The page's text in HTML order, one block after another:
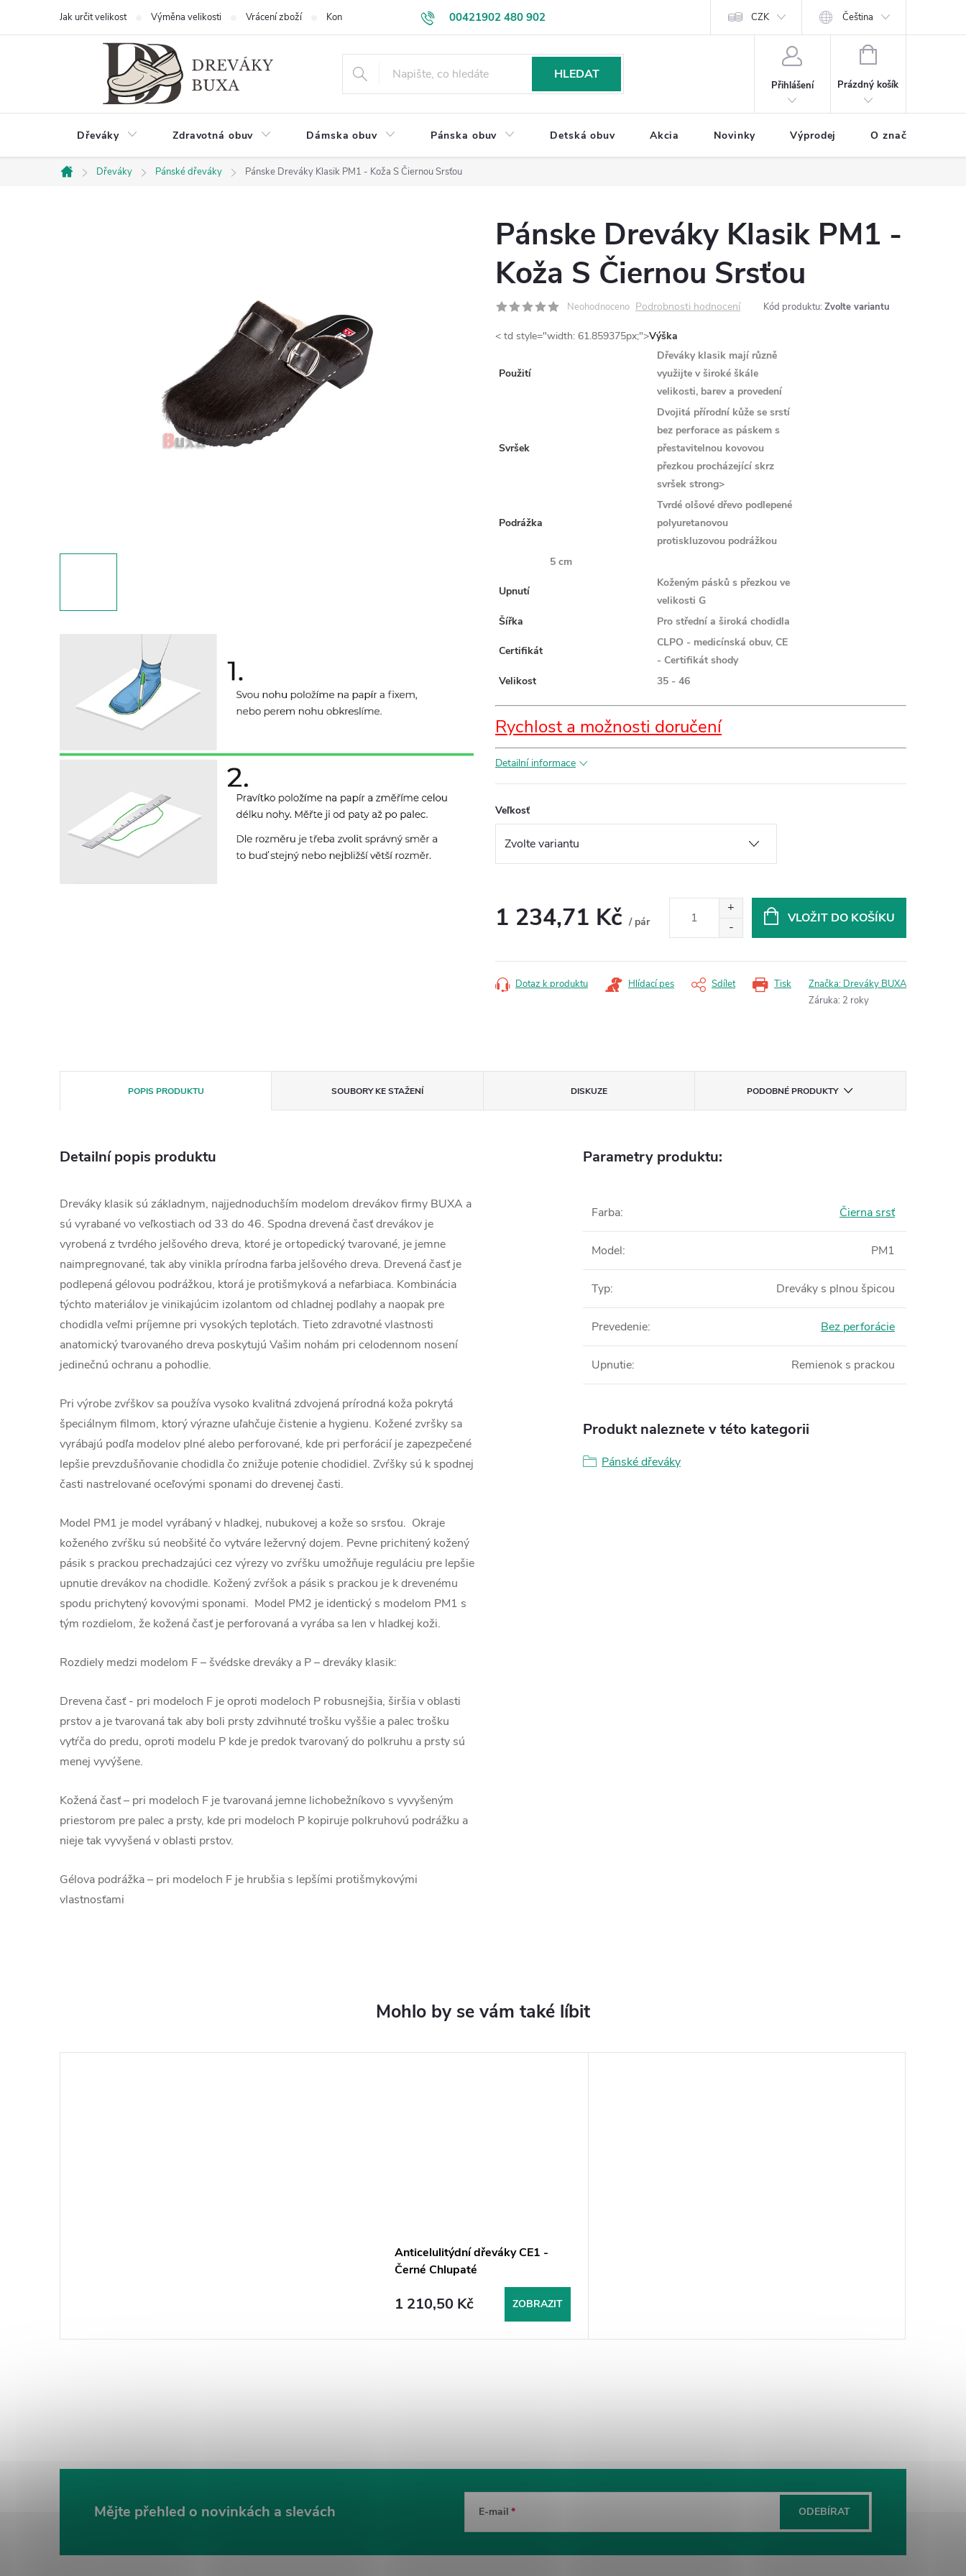
00421902 480 902
eshop@drevakybuxa.sk
Jak určit velikost Výměna velikosti Vrácení zboží Kontakt VEĽKOOBCHOD Obchodní podmínky Ochrana osobních údajů Ako nakupovat
CZK Čeština
HLEDAT
Přihlášení
NÁKUPNÍ
Prázdný košík
Dřeváky Zdravotná obuv Dámska obuv Pánska obuv Detská obuv Akcia Novinky Výprodej O značke BUXA
Domů
Dřeváky Pánské dřeváky Pánske Dreváky Klasik PM1 - Koža S Čiernou Srsťou
Pánske Dreváky Klasik PM1 -
Koža S Čiernou Srsťou
Neohodnoceno Podrobnosti hodnocení Kód produktu: Zvolte variantu
< td style="width: 61.859375px;">Výška
Použití
Dřeváky klasik mají různě
využijte v široké škále
velikosti, barev a provedení
Svršek
Dvojitá přírodní kůže se srstí
bez perforace as páskem s
přestavitelnou kovovou
přezkou procházející skrz
svršek strong>
Podrážka
Tvrdé olšové dřevo podlepené
polyuretanovou
protiskluzovou podrážkou
5 cm
Upnutí
Koženým pásků s přezkou ve
velikosti G
Šířka
Pro střední a široká chodidla
Certifikát
CLPO - medicínská obuv, CE
- Certifikát shody
Velikost
35 - 46
Rychlost a možnosti doručení
Detailní informace
Veľkosť
1 234,71 Kč / pár
VLOŽIT DO KOŠÍKU
Tisk
Dotaz k produktu Hlídací pes Sdílet Značka: Dreváky BUXA
Záruka: 2 roky
POPIS PRODUKTU SOUBORY KE STAŽENÍ DISKUZE PODOBNÉ PRODUKTY
Detailní popis produktu
Dreváky klasik sú základnym, najjednoduchším modelom drevákov firmy BUXA a
sú vyrabané vo veľkostiach od 33 do 46. Spodna drevená časť drevákov je
vyrobená z tvrdého jelšového dreva, ktoré je ortopedický tvarované, je jemne
naimpregnované, tak aby vinikla prírodna farba jelšového dreva. Drevená časť je
podlepená gélovou podrážkou, ktorá je protišmyková a nefarbiaca. Kombinácia
týchto materiálov je vinikajúcim izolantom od chladnej podlahy a naopak pre
chodidla veľmi príjemne pri vysokých teplotách. Tieto zdravotné vlastnosti
anatomický tvarovaného dreva poskytujú Vašim nohám pri celodennom nosení
jedinečnú ochranu a pohodlie.
Pri výrobe zvŕškov sa používa vysoko kvalitná zdvojená prírodná koža pokrytá
špeciálnym filmom, ktorý výrazne uľahčuje čistenie a hygienu. Kožené zvršky sa
vyrábajú podľa modelov plné alebo perforované, kde pri perforácií je zapezpečené
lepšie prevzdušňovanie chodidla čo znižuje potenie chodidiel. Zvŕšky sú k spodnej
časti nastrelované oceľovými sponami do drevenej časti.
Model PM1 je model vyrábaný v hladkej, nubukovej a kože so srsťou. Okraje
koženého zvŕšku sú neobšité čo vytváre ležervný dojem. Pevne prichitený kožený
pásik s prackou prechadzajúci cez výrezy vo zvŕšku umožňuje reguláciu pre lepšie
upnutie drevákov na chodidle. Kožený zvŕšok a pásik s prackou je k drevenému
spodu prichytený kovovými sponami. Model PM2 je identický s modelom PM1 s
tým rozdielom, že kožená časť je perforovaná a vyrába sa len v hladkej koži.
Rozdiely medzi modelom F – švédske dreváky a P – dreváky klasik:
Drevena časť - pri modeloch F je oproti modeloch P robusnejšia, širšia v oblasti
prstov a je tvarovaná tak aby boli prsty zdvihnuté trošku vyššie a palec trošku
vytŕča do predu, oproti modelu P kde je predok tvarovaný do polkruhu a prsty sú
menej vyvýšene.
Kožená časť – pri modeloch F je tvarovaná jemne lichobežníkovo s vyvyšeným
priestorom pre palec a prsty, kde pri modeloch P kopiruje polkruhovú podrážku a
nieje tak vyvyšená v oblasti prstov.
Gélova podrážka – pri modeloch F je hrubšia s lepšími protišmykovými
vlastnosťami
Parametry produktu:
Farba: Čierna srsť
Model: PM1
Typ: Dreváky s plnou špicou
Prevedenie: Bez perforácie
Upnutie: Remienok s prackou
Produkt naleznete v této kategorii
Pánské dřeváky
Anticelulitýdní dřeváky CE1 -
Černé Chlupaté
1 210,50 Kč ZOBRAZIT
Mějte přehled o novinkách a slevách E-mail ODEBÍRAT